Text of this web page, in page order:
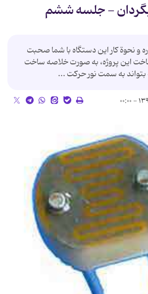
- جلسه ششم
و نحوة كار این دستگاه با شما صحبت
این پروژه، به صورت خلاصه ساخت
به سمت نور حركت ...